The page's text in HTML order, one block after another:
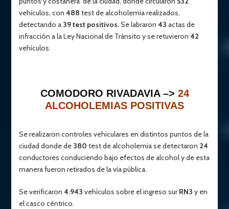
vehículos, con488 test de alcoholemia realizados,
detectando a 39 test positivos.Se labraron43 actas de
infracción a la Ley Nacional de Tránsito y se retuvieron42
vehículos.
COMODORO RIVADAVIA –> 24
ALCOHOLEMIAS POSITIVAS
Se realizaron controles vehiculares en distintos puntos de la
ciudad donde de 380 test de alcoholemia se detectaron 24
conductores conduciendo bajo efectos de alcohol y de esta
manera fueron retirados de la vía pública.
Se verificaron4.943 vehículos sobre el ingreso surRN3 y en
el casco céntrico.